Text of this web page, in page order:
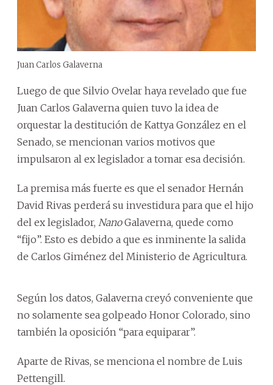
Juan Carlos Galaverna
Luego de que Silvio Ovelar haya revelado que fue
Juan Carlos Galaverna quien tuvo la idea de
orquestar la destitución de Kattya González en el
Senado, se mencionan varios motivos que
impulsaron al ex legislador a tomar esa decisión.
La premisa más fuerte es que el senador Hernán
David Rivas perderá su investidura para que el hijo
del ex legislador, NanoGalaverna, quede como
“fijo”. Esto es debido a que es inminente la salida
de Carlos Giménez del Ministerio de Agricultura.
Según los datos, Galaverna creyó conveniente que
no solamente sea golpeado Honor Colorado, sino
también la oposición “para equiparar”.
Aparte de Rivas, se menciona el nombre de Luis
Pettengill.